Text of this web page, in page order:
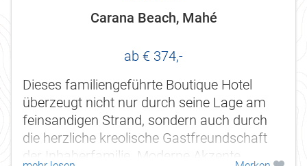
Carana Beach, Mahé
ab € 374,-
Dieses familiengeführte Boutique Hotel
überzeugt nicht nur durch seine Lage am
feinsandigen Strand, sondern auch durch
die herzliche kreolische Gastfreundschaft
der Inhaberfamilie. Moderne Akzente